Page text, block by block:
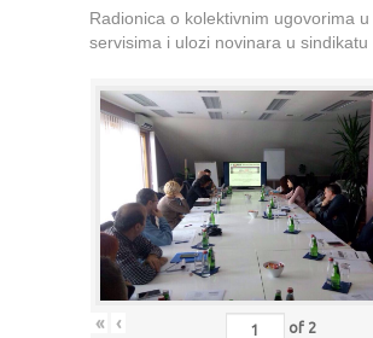
Radionica o kolektivnim ugovorima u
servisima i ulozi novinara u sindikatu
« ‹ of 2